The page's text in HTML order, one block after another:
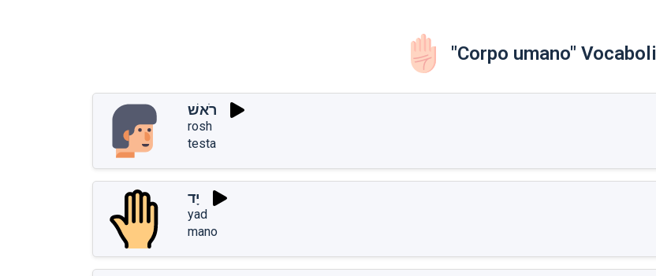
"Corpo umano" Vocaboli
רֹאשׁ
rosh
testa
יָד
yad
mano